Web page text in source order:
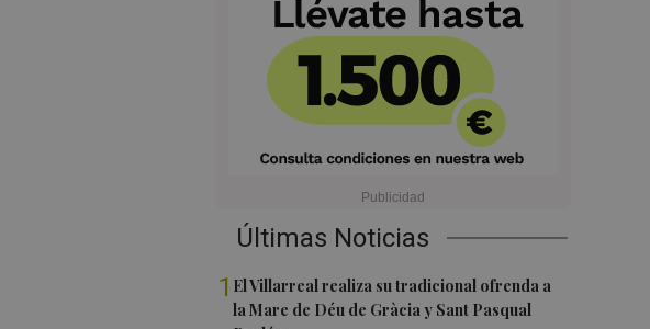
Últimas Noticias
1 El Villarreal realiza su tradicional ofrenda a
la Mare de Déu de Gràcia y Sant Pasqual